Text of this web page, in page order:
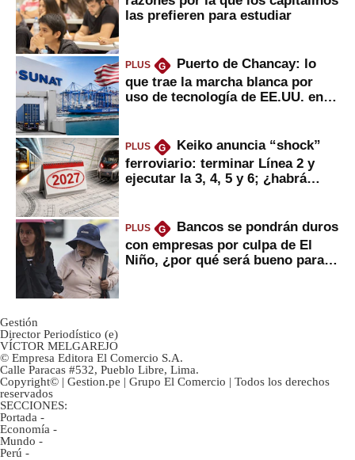
las prefieren para estudiar
PLUS G
Puerto de Chancay: lo
que trae la marcha blanca por
uso de tecnología de EE.UU. en
PLUS G
Keiko anuncia “shock”
ferroviario: terminar Línea 2 y
ejecutar la 3, 4, 5 y 6; ¿habrá
PLUS G
Bancos se pondrán duros
con empresas por culpa de El
Niño, ¿por qué será bueno para
Gestión
Director Periodístico (e)
VÍCTOR MELGAREJO
© Empresa Editora El Comercio S.A.
Calle Paracas #532, Pueblo Libre, Lima.
Copyright© | Gestion.pe | Grupo El Comercio | Todos los derechos
reservados
SECCIONES:
Portada -
Economía -
Mundo -
Perú -